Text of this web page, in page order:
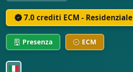
7.0 crediti ECM - Residenziale
Presenza ECM